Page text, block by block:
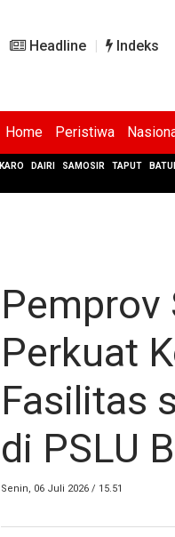
Headline Indeks
Home Peristiwa
KARO DAIRI SAMOSIR TAPUT
Pemprov
Perkuat
Fasilitas
di PSLU
Senin, 06 Juli 2026 / 15.51